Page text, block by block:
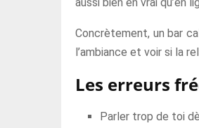
Concrètement, un bar
l’ambiance et voir si la
Les erreurs
Parler trop de toi